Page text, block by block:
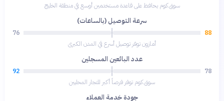
سوق.كوم يحافظ على قاعدة مستخدمين أوسع في منطقة الخليج
سرعة التوصيل (بالساعات)
88
76
أمازون توفر توصيل أسرع في المدن الكبرى
عدد البائعين المسجلين
78
92
سوق.كوم توفر فرصاً أكبر للتجار المحليين
جودة خدمة العملاء